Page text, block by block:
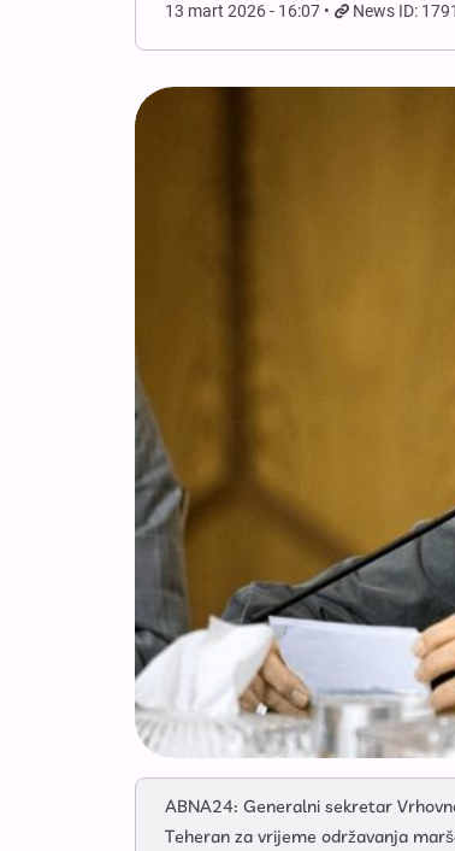
13 mart 2026 - 16:07 News ID:
ABNA24: Generalni sekretar
Teheran za vrijeme održavanja